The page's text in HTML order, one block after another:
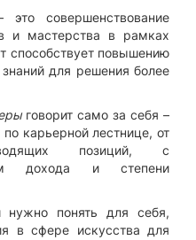
совершенствование
и мастерства в рамках
способствует повышению
для решения более
говорит само за себя –
карьерной лестнице, от
позиций, с
дохода и степени
нужно понять для себя,
в сфере искусства для